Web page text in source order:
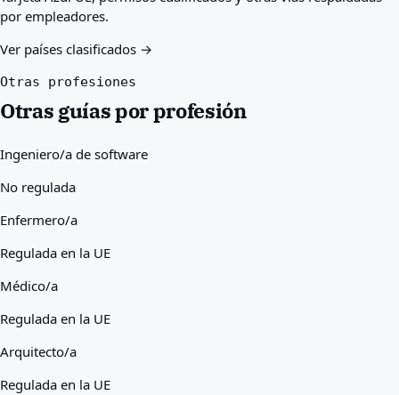
por empleadores.
Ver países clasificados →
Otras profesiones
Otras guías por profesión
Ingeniero/a de software
No regulada
Enfermero/a
Regulada en la UE
Médico/a
Regulada en la UE
Arquitecto/a
Regulada en la UE